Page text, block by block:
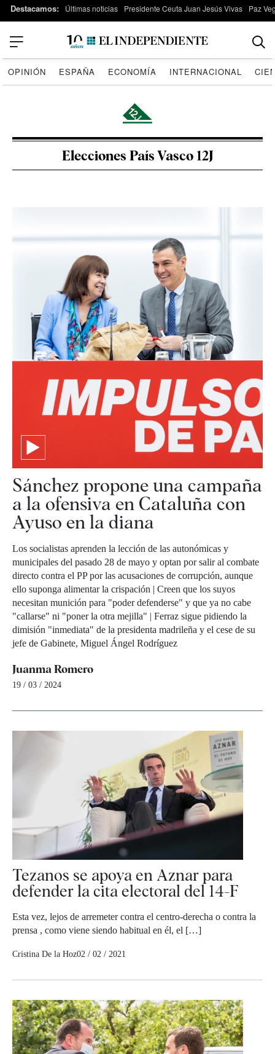
Destacamos: Últimas noticias Presidente Ceuta Juan Jesús Vivas Paz
OPINIÓN ESPAÑA ECONOMÍA INTERNACIONAL
Elecciones País Vasco 12J
Sánchez propone una campaña
a la ofensiva en Cataluña con
Ayuso en la diana
Los socialistas aprenden la lección de las autonómicas y
municipales del pasado 28 de mayo y optan por salir al combate
directo contra el PP por las acusaciones de corrupción, aunque
ello suponga alimentar la crispación | Creen que los suyos
necesitan munición para "poder defenderse" y que ya no cabe
"callarse" ni "poner la otra mejilla" | Ferraz sigue pidiendo la
dimisión "inmediata" de la presidenta madrileña y el cese de su
jefe de Gabinete, Miguel Ángel Rodríguez
Juanma Romero
19 / 03 / 2024
Tezanos se apoya en Aznar para
defender la cita electoral del 14-F
Esta vez, lejos de arremeter contra el centro-derecha o contra la
prensa , como viene siendo habitual en él, el […]
Cristina De la Hoz02 / 02 / 2021